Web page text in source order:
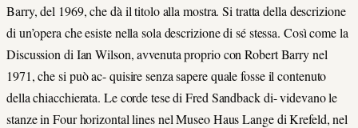
Barry, del 1969, che dà il titolo alla mostra. Si tratta della descrizione
di un’opera che esiste nella sola descrizione di sé stessa. Così come la
Discussion di Ian Wilson, avvenuta proprio con Robert Barry nel
1971, che si può ac- quisire senza sapere quale fosse il contenuto
della chiacchierata. Le corde tese di Fred Sandback di- videvano le
stanze in Four horizontal lines nel Museo Haus Lange di Krefeld, nel